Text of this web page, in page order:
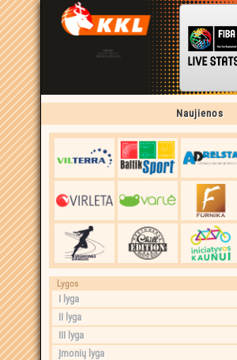
Naujienos
Lygos
I lyga
II lyga
III lyga
Įmonių lyga